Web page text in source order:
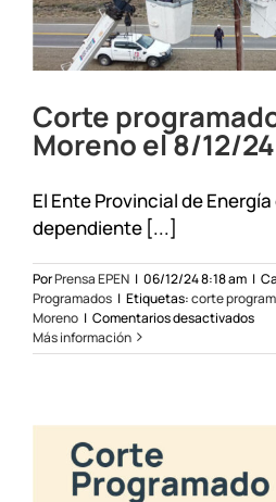
Corte
Moreno el 8/12/24
El Ente Provincial de
dependiente [...]
PorPrensa EPEN | 06/12/24 8:18 am |
Programados | Etiquetas:corte
Moreno | Comentarios desactivadosen
Más información